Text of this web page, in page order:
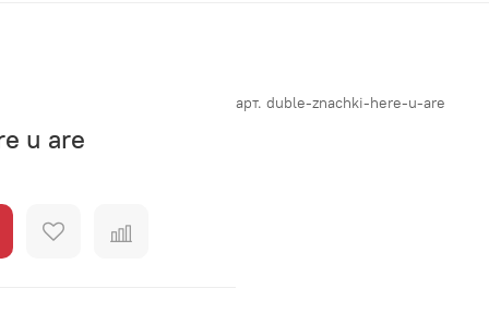
арт. duble-znachki-here-u-are
u are